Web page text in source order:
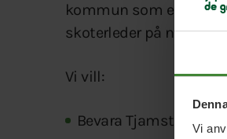
Vi
kommun som erbjuder
skoterleder på
Vi vill:
Bevara Tjamstan